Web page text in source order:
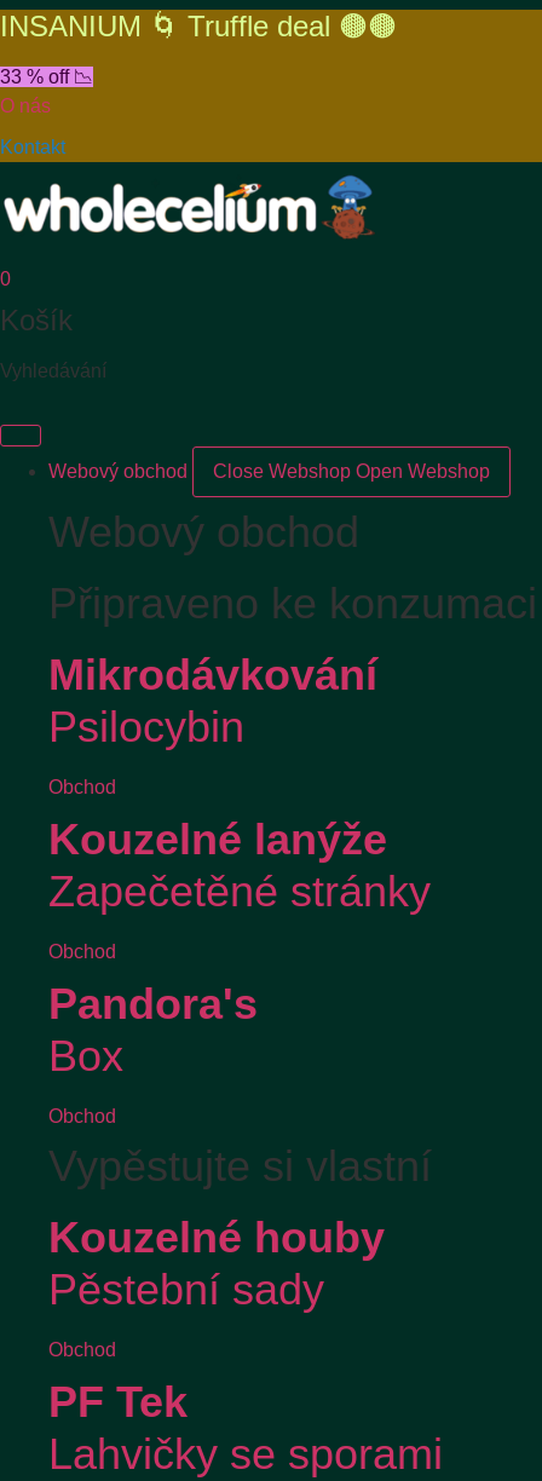
INSANIUM 🌀 Truffle deal 🟤🟤
33 % off 📉
O nás
Kontakt
0
Košík
Vyhledávání
Webový obchod Close Webshop Open Webshop
Webový obchod
Připraveno ke konzumaci
Mikrodávkování
Psilocybin
Obchod
Kouzelné lanýže
Zapečetěné stránky
Obchod
Pandora's
Box
Obchod
Vypěstujte si vlastní
Kouzelné houby
Pěstební sady
Obchod
PF Tek
Lahvičky se sporami